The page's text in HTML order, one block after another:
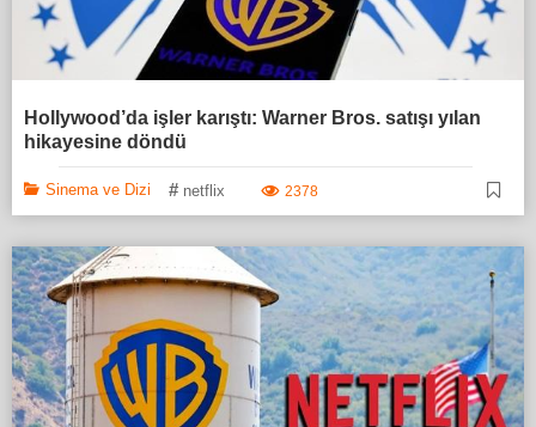
Hollywood’da işler karıştı: Warner Bros. satışı yılan
hikayesine döndü
Sinema ve Dizi # netflix 2378